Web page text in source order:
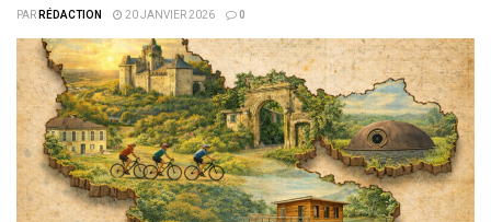
PARRÉDACTION 20 JANVIER 2026 0